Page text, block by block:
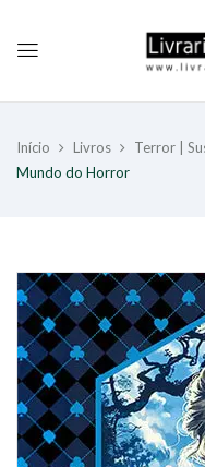
Início Livros Terror |
Mundo do Horror